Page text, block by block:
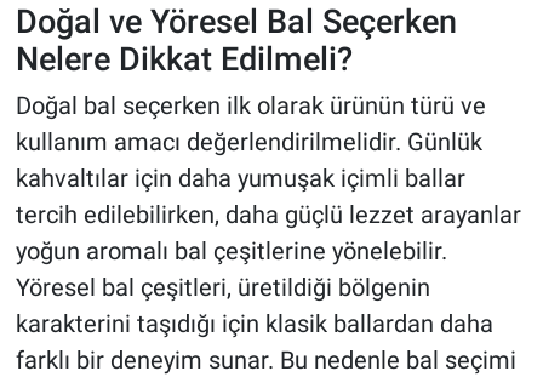
Doğal ve Yöresel Bal Seçerken
Nelere Dikkat Edilmeli?
Doğal bal seçerken ilk olarak ürünün türü ve
kullanım amacı değerlendirilmelidir. Günlük
kahvaltılar için daha yumuşak içimli ballar
tercih edilebilirken, daha güçlü lezzet arayanlar
yoğun aromalı bal çeşitlerine yönelebilir.
Yöresel bal çeşitleri, üretildiği bölgenin
karakterini taşıdığı için klasik ballardan daha
farklı bir deneyim sunar. Bu nedenle bal seçimi